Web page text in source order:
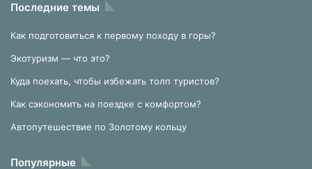
Последние темы
Как подготовиться к первому походу в горы?
Экотуризм — что это?
Куда поехать, чтобы избежать толп туристов?
Как сэкономить на поездке с комфортом?
Автопутешествие по Золотому кольцу
Популярные